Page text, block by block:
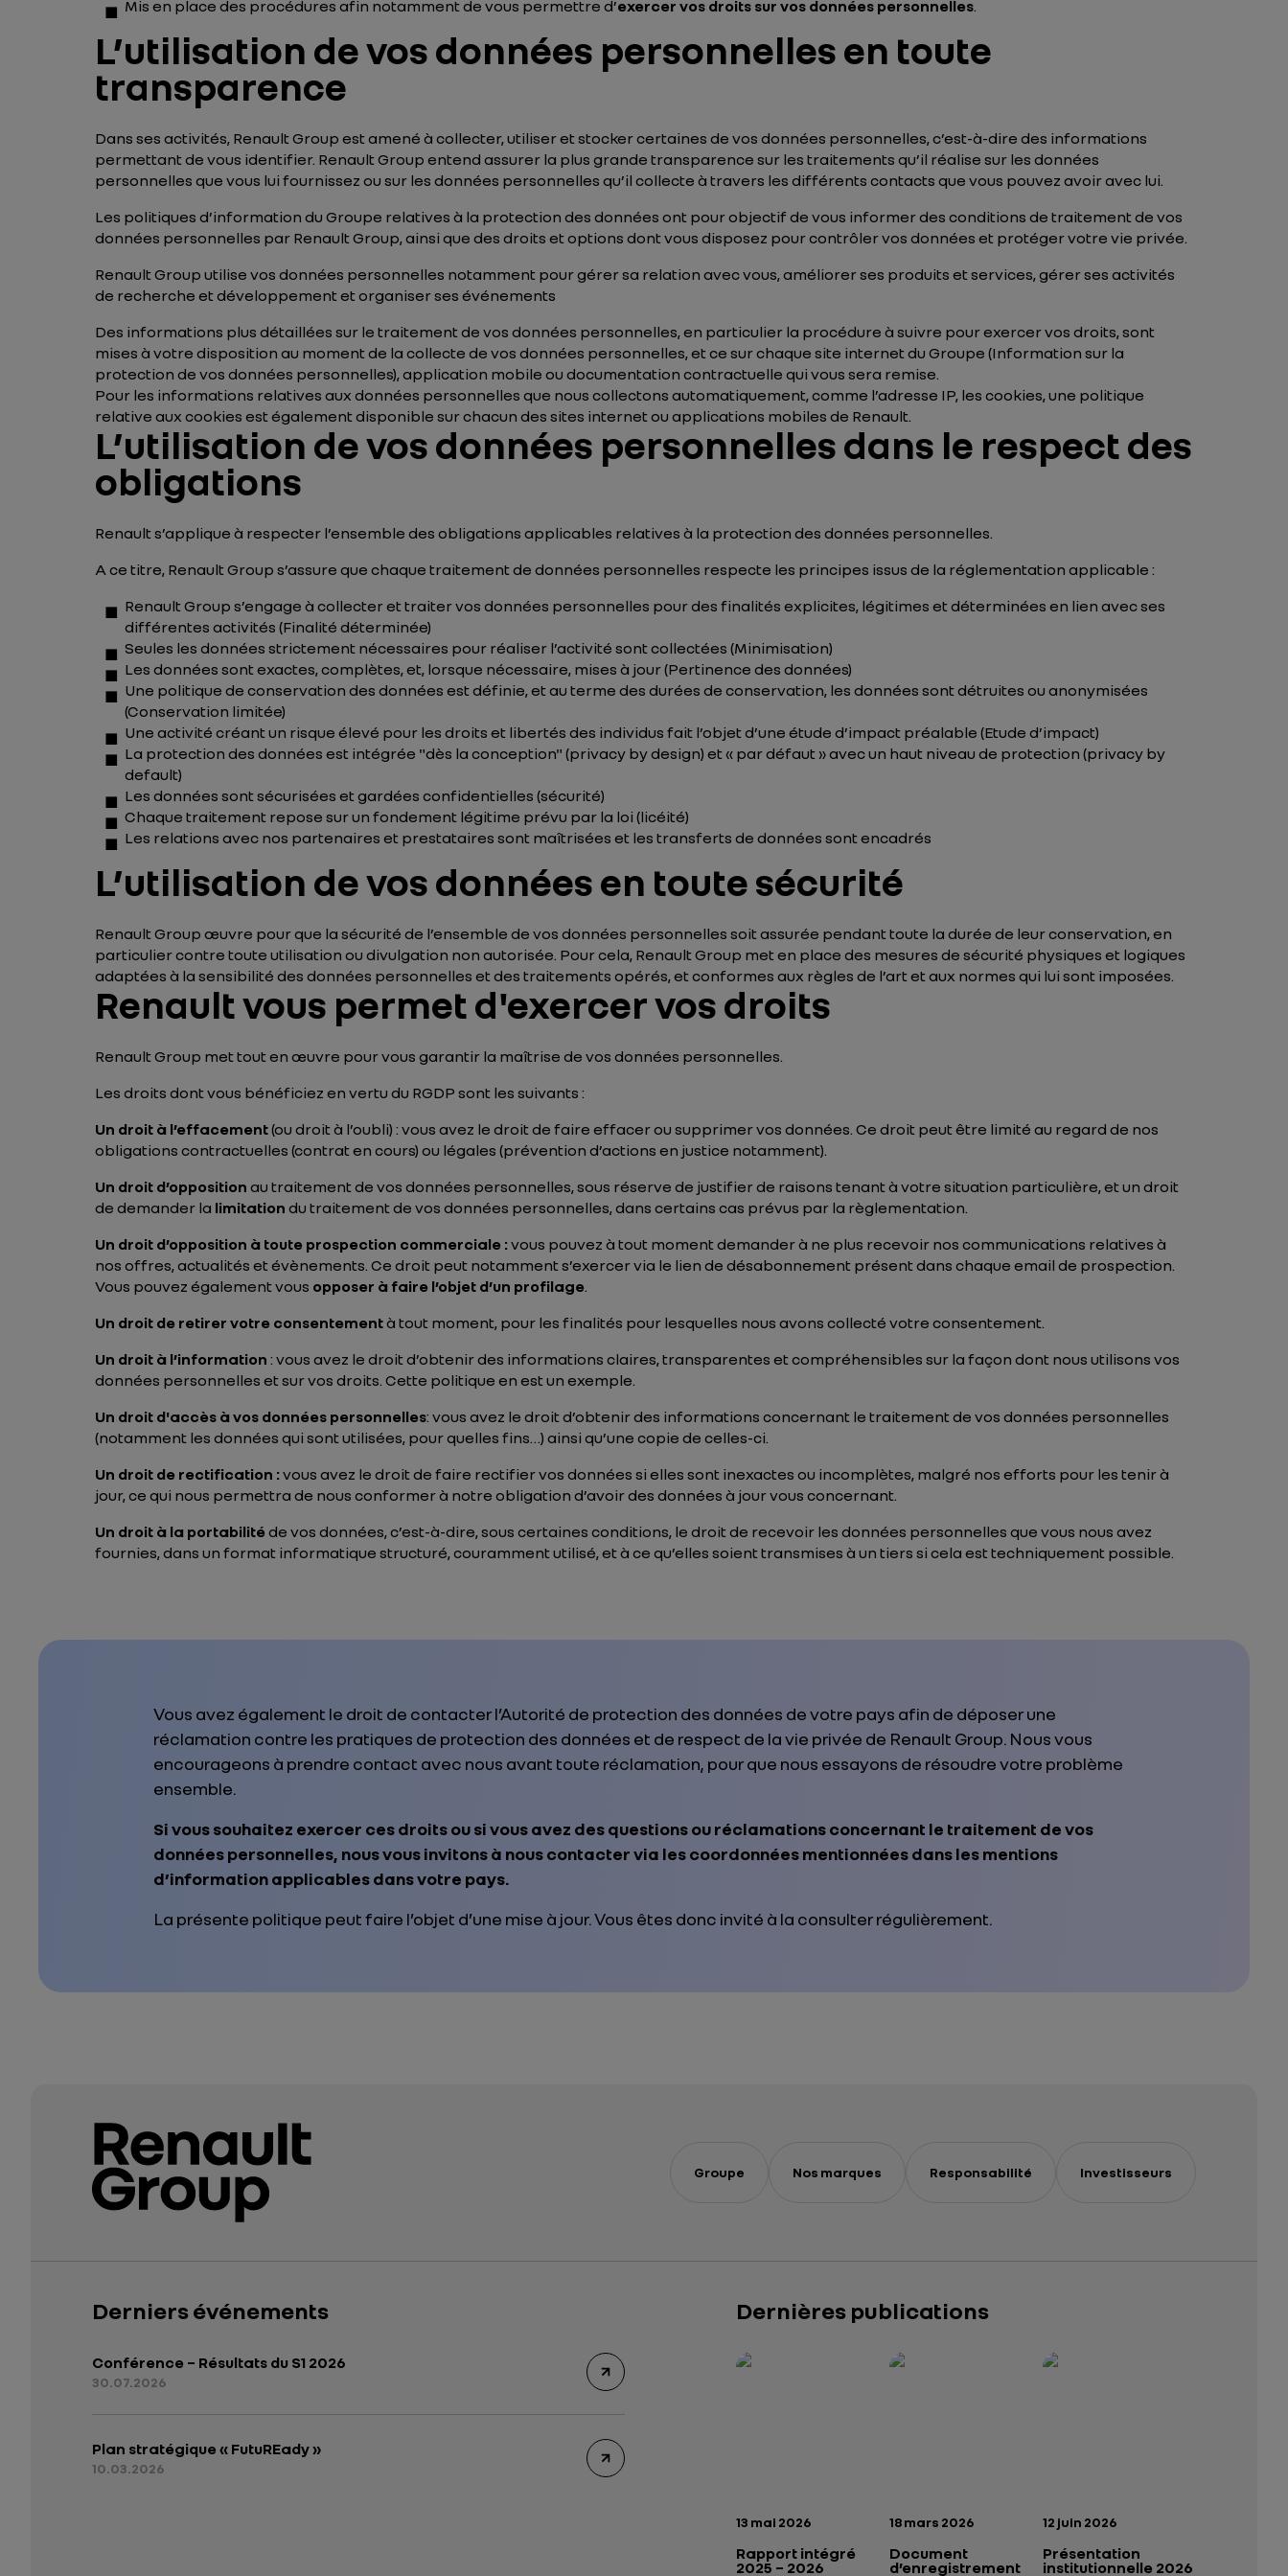
Mis en place des procédures afin notamment de vous permettre d’exercer vos droits sur vos données personnelles.
L’utilisation de vos données personnelles en toute
transparence
Dans ses activités, Renault Group est amené à collecter, utiliser et stocker certaines de vos données personnelles, c’est-à-dire des informations
permettant de vous identifier. Renault Group entend assurer la plus grande transparence sur les traitements qu’il réalise sur les données
personnelles que vous lui fournissez ou sur les données personnelles qu’il collecte à travers les différents contacts que vous pouvez avoir avec lui.
Les politiques d’information du Groupe relatives à la protection des données ont pour objectif de vous informer des conditions de traitement de vos
données personnelles par Renault Group, ainsi que des droits et options dont vous disposez pour contrôler vos données et protéger votre vie privée.
Renault Group utilise vos données personnelles notamment pour gérer sa relation avec vous, améliorer ses produits et services, gérer ses activités
de recherche et développement et organiser ses événements
Des informations plus détaillées sur le traitement de vos données personnelles, en particulier la procédure à suivre pour exercer vos droits, sont
mises à votre disposition au moment de la collecte de vos données personnelles, et ce sur chaque site internet du Groupe (Information sur la
protection de vos données personnelles), application mobile ou documentation contractuelle qui vous sera remise.
Pour les informations relatives aux données personnelles que nous collectons automatiquement, comme l’adresse IP, les cookies, une politique
relative aux cookies est également disponible sur chacun des sites internet ou applications mobiles de Renault.
L’utilisation de vos données personnelles dans le respect des
obligations
Renault s’applique à respecter l’ensemble des obligations applicables relatives à la protection des données personnelles.
A ce titre, Renault Group s’assure que chaque traitement de données personnelles respecte les principes issus de la réglementation applicable :
Renault Group s’engage à collecter et traiter vos données personnelles pour des finalités explicites, légitimes et déterminées en lien avec ses
différentes activités (Finalité déterminée)
Seules les données strictement nécessaires pour réaliser l’activité sont collectées (Minimisation)
Les données sont exactes, complètes, et, lorsque nécessaire, mises à jour (Pertinence des données)
Une politique de conservation des données est définie, et au terme des durées de conservation, les données sont détruites ou anonymisées
(Conservation limitée)
Une activité créant un risque élevé pour les droits et libertés des individus fait l’objet d’une étude d’impact préalable (Etude d’impact)
La protection des données est intégrée "dès la conception" (privacy by design) et « par défaut » avec un haut niveau de protection (privacy by
default)
Les données sont sécurisées et gardées confidentielles (sécurité)
Chaque traitement repose sur un fondement légitime prévu par la loi (licéité)
Les relations avec nos partenaires et prestataires sont maîtrisées et les transferts de données sont encadrés
L’utilisation de vos données en toute sécurité
Renault Group œuvre pour que la sécurité de l’ensemble de vos données personnelles soit assurée pendant toute la durée de leur conservation, en
particulier contre toute utilisation ou divulgation non autorisée. Pour cela, Renault Group met en place des mesures de sécurité physiques et logiques
adaptées à la sensibilité des données personnelles et des traitements opérés, et conformes aux règles de l’art et aux normes qui lui sont imposées.
Renault vous permet d'exercer vos droits
Renault Group met tout en œuvre pour vous garantir la maîtrise de vos données personnelles.
Les droits dont vous bénéficiez en vertu du RGDP sont les suivants :
Un droit à l’effacement(ou droit à l’oubli) : vous avez le droit de faire effacer ou supprimer vos données. Ce droit peut être limité au regard de nos
obligations contractuelles (contrat en cours) ou légales (prévention d’actions en justice notamment).
Un droit d’opposition au traitement de vos données personnelles, sous réserve de justifier de raisons tenant à votre situation particulière, et un droit
de demander la limitation du traitement de vos données personnelles, dans certains cas prévus par la règlementation.
Un droit d’opposition à toute prospection commerciale :vous pouvez à tout moment demander à ne plus recevoir nos communications relatives à
nos offres, actualités et évènements. Ce droit peut notamment s’exercer via le lien de désabonnement présent dans chaque email de prospection.
Vous pouvez également vous opposer à faire l’objet d’un profilage.
Un droit de retirer votre consentementà tout moment, pour les finalités pour lesquelles nous avons collecté votre consentement.
Un droit à l’information : vous avez le droit d’obtenir des informations claires, transparentes et compréhensibles sur la façon dont nous utilisons vos
données personnelles et sur vos droits. Cette politique en est un exemple.
Un droit d'accès à vos données personnelles: vous avez le droit d’obtenir des informations concernant le traitement de vos données personnelles
(notamment les données qui sont utilisées, pour quelles fins…) ainsi qu’une copie de celles-ci.
Un droit de rectification :vous avez le droit de faire rectifier vos données si elles sont inexactes ou incomplètes, malgré nos efforts pour les tenir à
jour, ce qui nous permettra de nous conformer à notre obligation d’avoir des données à jour vous concernant.
Un droit à la portabilité de vos données, c’est-à-dire, sous certaines conditions, le droit de recevoir les données personnelles que vous nous avez
fournies, dans un format informatique structuré, couramment utilisé, et à ce qu’elles soient transmises à un tiers si cela est techniquement possible.
Vous avez également le droit de contacter l’Autorité de protection des données de votre pays afin de déposer une
réclamation contre les pratiques de protection des données et de respect de la vie privée de Renault Group. Nous vous
encourageons à prendre contact avec nous avant toute réclamation, pour que nous essayons de résoudre votre problème
ensemble.
Si vous souhaitez exercer ces droits ou si vous avez des questions ou réclamations concernant le traitement de vos
données personnelles, nous vous invitons à nous contacter via les coordonnées mentionnées dans les mentions
d’information applicables dans votre pays.
La présente politique peut faire l’objet d’une mise à jour. Vous êtes donc invité à la consulter régulièrement.
Groupe Nos marques Responsabilité Investisseurs
Derniers événements
Conférence – Résultats du S1 2026
30.07.2026
Plan stratégique « FutuREady »
10.03.2026
Dernières publications
Date de publication:
13 mai 2026
Rapport intégré
2025 – 2026
Rapport intégré 2025 – 2026 — données structurées (JSON)
Date de publication:
18 mars 2026
Document
d’enregistrement
Date de publication:
12 juin 2026
Présentation
institutionnelle 2026
Présentation institutionnelle 2026 — données structurées (JSON)